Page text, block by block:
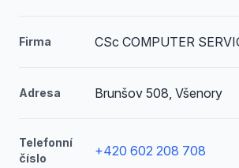
Firma CSc COMPUTER
Adresa Brunšov 508, Všenory
Telefonní
číslo
+420 602 208 708